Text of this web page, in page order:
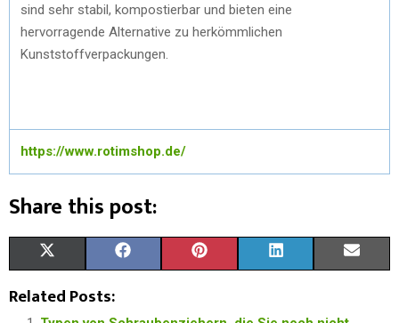
sind sehr stabil, kompostierbar und bieten eine
hervorragende Alternative zu herkömmlichen
Kunststoffverpackungen.
https://www.rotimshop.de/
Share this post:
T C N N
Related Posts: